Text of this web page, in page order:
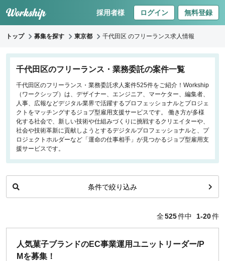
採用者様 ログイン 無料登録
トップ 募集を探す 東京都 千代田区 のフリーランス求人情報
千代田区のフリーランス・業務委託の案件一覧
千代田区のフリーランス・業務委託求人案件525件をご紹介！Workship
（ワークシップ）は、デザイナー、エンジニア、マーケター、編集者、
人事、広報などデジタル業界で活躍するプロフェッショナルとプロジェ
クトをマッチングするジョブ型雇用支援サービスです。 働き方が多様
化する社会で、新しい技術や仕組みづくりに挑戦するクリエイターや、
社会や技術革新に貢献しようとするデジタルプロフェッショナルと、プ
ロジェクトホルダーなど「運命の仕事相手」が見つかるジョブ型雇用支
援サービスです。
条件で絞り込み
キーワードで探す
職種
フロントエンドエンジニア
バックエンドエンジニア
インフラエンジニア
iOS/Androidアプリエンジニア
データサイエンティスト
出社希望
全525件中 1-20件
人気菓子ブランドのEC事業運用ユニットリーダー/P
Mを募集！